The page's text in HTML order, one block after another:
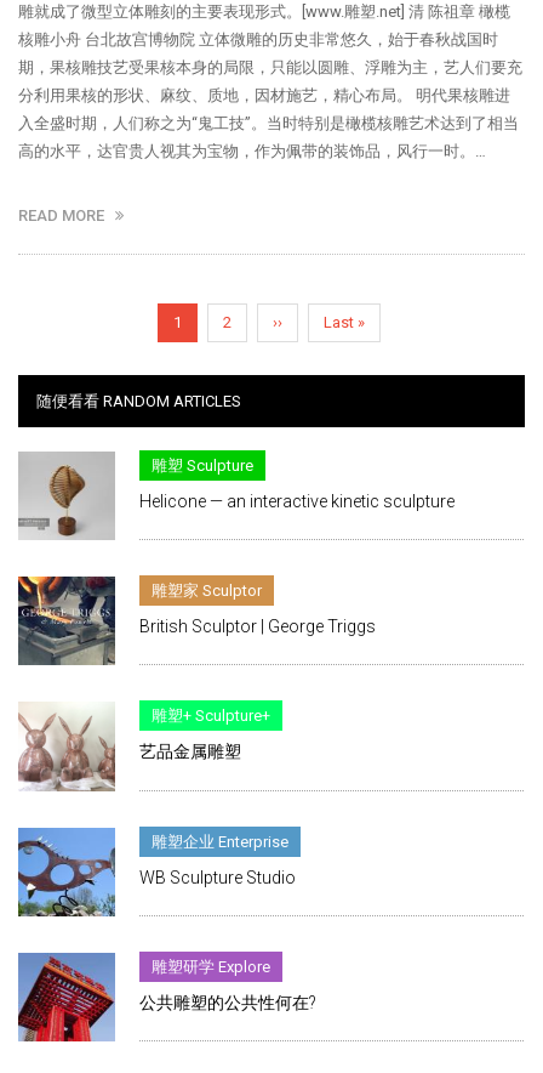
雕就成了微型立体雕刻的主要表现形式。[www.雕塑.net] 清 陈祖章 橄榄
核雕小舟 台北故宫博物院 立体微雕的历史非常悠久，始于春秋战国时
期，果核雕技艺受果核本身的局限，只能以圆雕、浮雕为主，艺人们要充
分利用果核的形状、麻纹、质地，因材施艺，精心布局。 明代果核雕进
入全盛时期，人们称之为“鬼工技”。当时特别是橄榄核雕艺术达到了相当
高的水平，达官贵人视其为宝物，作为佩带的装饰品，风行一时。…
READ MORE
Current
page
1 Page
2
Next
page
››
Last
page
Last »
随便看看 RANDOM ARTICLES
雕塑 Sculpture
Helicone — an interactive kinetic sculpture
雕塑家 Sculptor
British Sculptor | George Triggs
雕塑+ Sculpture+
艺品金属雕塑
雕塑企业 Enterprise
WB Sculpture Studio
雕塑研学 Explore
公共雕塑的公共性何在?